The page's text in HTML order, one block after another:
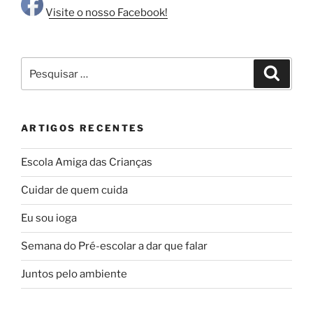
Visite o nosso Facebook!
por:
ARTIGOS RECENTES
Escola Amiga das Crianças
Cuidar de quem cuida
Eu sou ioga
Semana do Pré-escolar a dar que falar
Juntos pelo ambiente